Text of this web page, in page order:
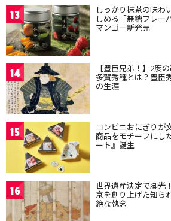
13 しっかり抹茶の味わ
しめる「無糖フレー
マンゴー新発売
14 【豊臣兄弟！】2度
多賀秀種とは？豊臣
の生涯
15 コンビニおにぎりが
商品をモチーフにし
ート』誕生
16 世界遺産決定で脚光
京を創り上げた知ら
絶な執念